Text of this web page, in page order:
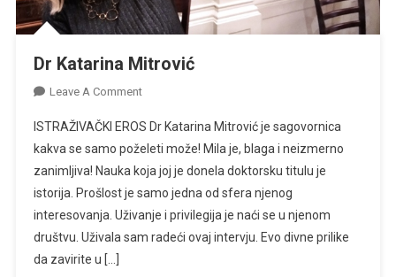
Dr Katarina Mitrović
Leave A CommentOn
Katarina
Mitrović
ISTRAŽIVAČKI EROS Dr Katarina Mitrović je sagovornica
kakva se samo poželeti može! Mila je, blaga i neizmerno
zanimljiva! Nauka koja joj je donela doktorsku titulu je
istorija. Prošlost je samo jedna od sfera njenog
interesovanja. Uživanje i privilegija je naći se u njenom
društvu. Uživala sam radeći ovaj intervju. Evo divne prilike
da zavirite u […]